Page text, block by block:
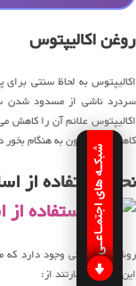
روغن اکالیپتوس
اکالیپتوس به لحاظ سنتی
سردرد ناشی از مسدود شدن
اکالیپتوس علائم آن را کاهش
کاهش فشار خون به هنگام
نحوه استفاده از
روشهای متفاوتی وجود دارد که
این روشهای عبارتند از:
شبکـه های اجتمـاعـی